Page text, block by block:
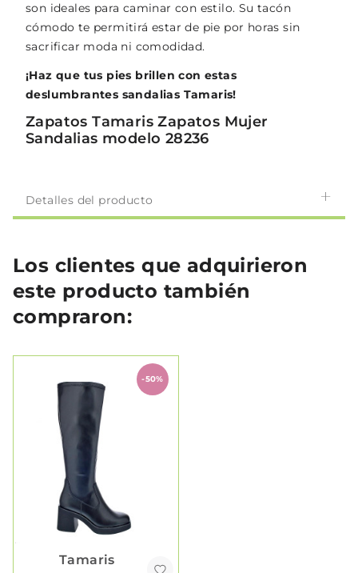
son ideales para caminar con estilo. Su tacón
cómodo te permitirá estar de pie por horas sin
sacrificar moda ni comodidad.
¡Haz que tus pies brillen con estas
deslumbrantes sandalias Tamaris!
Zapatos Tamaris Zapatos Mujer
Sandalias modelo 28236
Detalles del producto
Los clientes que adquirieron
este producto también
compraron:
-50%
Tamaris